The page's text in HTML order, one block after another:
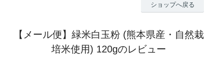
ショップへ戻る
【メール便】緑米白玉粉 (熊本県産・自然栽
培米使用) 120gのレビュー